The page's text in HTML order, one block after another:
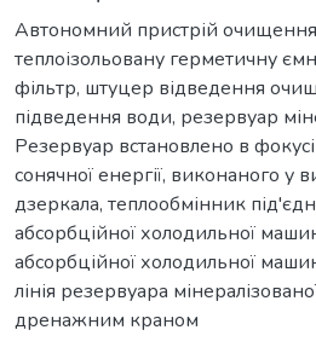
Автономний пристрій очищення
теплоізольовану герметичну
фільтр, штуцер відведення
підведення води, резервуар
Резервуар встановлено в
сонячної енергії, виконаного у
дзеркала, теплообмінник
абсорбційної холодильної
абсорбційної холодильної
лінія резервуара
дренажним краном